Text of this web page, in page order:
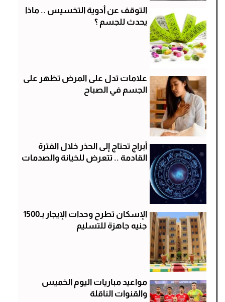
التوقف عن أدوية التخسيس .. ماذا
يحدث للجسم ؟
علامات تدل على المرض تظهر على
الجسم في الصباح
أبراج تحتاج إلى الحذر خلال الفترة
القادمة .. تتعرض للخيانة والصدمات
الإسكان تطرح وحدات الإيجار بـ1500
جنيه جاهزة للتسليم
مواعيد مباريات اليوم الخميس
والقنوات الناقلة